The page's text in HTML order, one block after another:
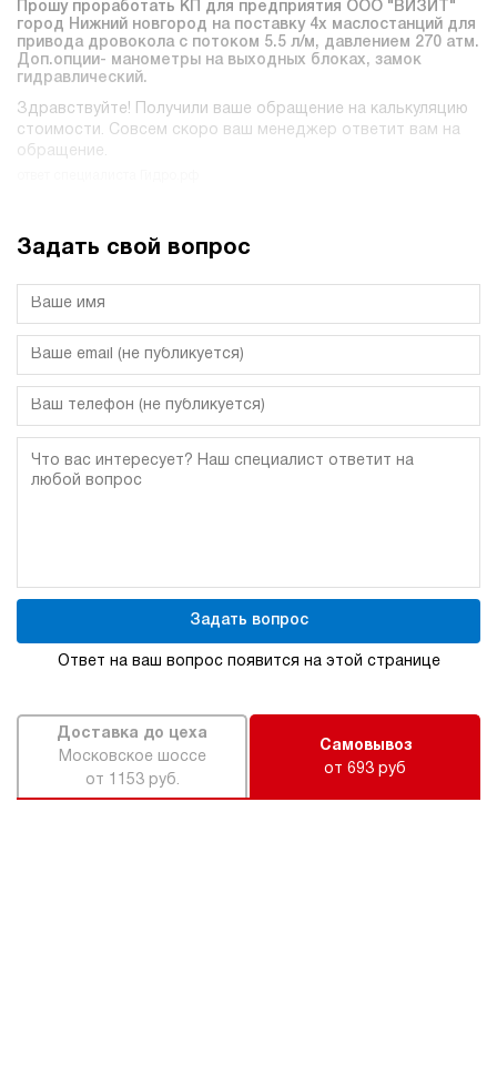
Прошу проработать КП для предприятия ООО "ВИЗИТ"
город Нижний новгород на поставку 4х маслостанций для
привода дровокола c потоком 5.5 л/м, давлением 270 атм.
Доп.опции- манометры на выходных блоках, замок
гидравлический.
Здравствуйте! Получили ваше обращение на калькуляцию
стоимости. Совсем скоро ваш менеджер ответит вам на
обращение.
Задать свой вопрос
Ответ на ваш вопрос появится на этой странице
Задать вопрос
Доставка до цеха
Московское шоссе
от 1153 руб.
Самовывоз
от 693 руб